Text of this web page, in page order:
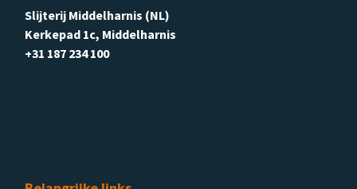
Slijterij Middelharnis (NL)
Kerkepad 1c, Middelharnis
+31 187 234 100